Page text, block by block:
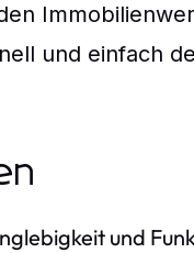
und einfach
und